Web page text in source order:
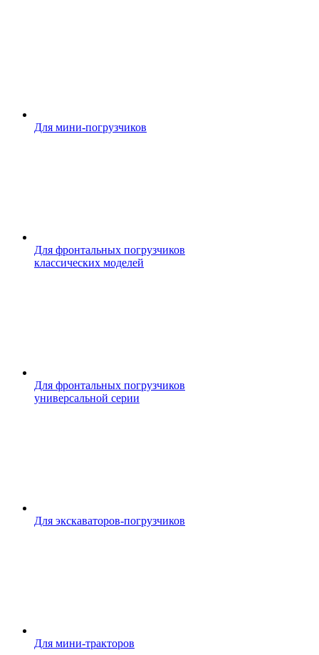
Для мини-погрузчиков
Для фронтальных погрузчиков
классических моделей
Для фронтальных погрузчиков
универсальной серии
Для экскаваторов-погрузчиков
Для мини-тракторов